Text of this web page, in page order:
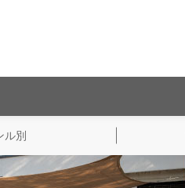
ル別